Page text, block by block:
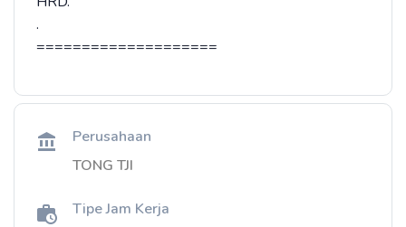
.
====================
Perusahaan
TONG TJI
Tipe Jam Kerja